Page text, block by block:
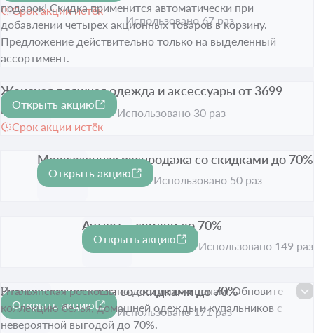
Срок акции истёк
подарок! Скидка применится автоматически при
добавлении четырех акционных товаров в корзину.
Предложение действительно только на выделенный
ассортимент.
Использовано 67 раз
Женская пляжная одежда и аксессуары от 3699
рублей
Срок акции истёк
Открыть акцию
Использовано 30 раз
-70%
Межсезонная распродажа со скидками до 70%
Срок акции истёк
Открыть акцию
Использовано 50 раз
-70%
Аутлет – скидки до 70%
Срок акции истёк
Открыть акцию
Использовано 149 раз
-70%
Зимняя распродажа со скидками до 70%
Срок акции истёк
Итальянская роскошь по доступным ценам. Обновите
коллекцию белья, домашней одежды и купальников с
невероятной выгодой до 70%.
Открыть акцию
Использовано 171 раз